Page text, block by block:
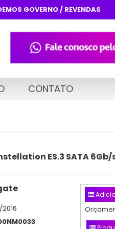
GOVERNO / REVENDAS
CONTATO
ES.3 SATA 6Gb/s